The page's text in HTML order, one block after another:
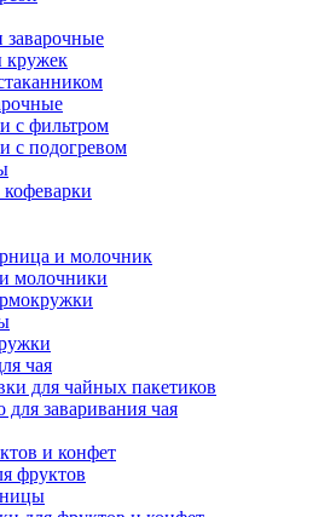
кружек
с фильтром
с подогревом
и молочник
молочники
чая
для чайных пакетиков
для заваривания чая
и конфет
фруктов